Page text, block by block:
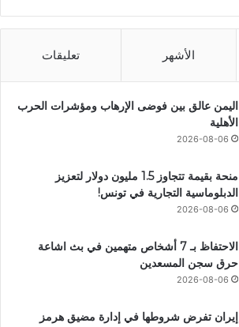
الأشهر تعليقات
اليمن عالق بين فوضى الإرهاب ومؤشرات الحرب
الأهلية
2026-08-06
منحة بقيمة تتجاوز 1.5 مليون دولار لتعزيز
الدبلوماسية التجارية في تونس!
2026-08-06
الاحتفاظ بـ 7 أشخاص متهمين في بث اشاعة
حرق سجن المسعدين
2026-08-06
إيران تفرض شروطها في إدارة مضيق هرمز